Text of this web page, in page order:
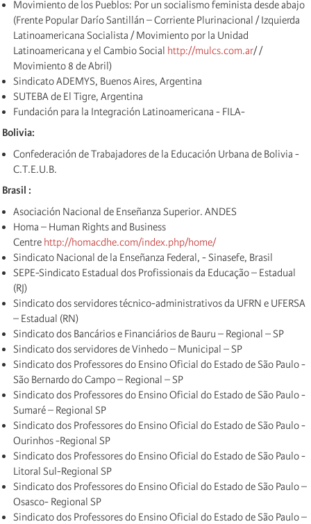
Movimiento de los Pueblos: Por un socialismo feminista desde abajo
(Frente Popular Darío Santillán – Corriente Plurinacional / Izquierda
Latinoamericana Socialista / Movimiento por la Unidad
Latinoamericana y el Cambio Social http://mulcs.com.ar/ /
Movimiento 8 de Abril)
Sindicato ADEMYS, Buenos Aires, Argentina
SUTEBA de El Tigre, Argentina
Fundación para la Integración Latinoamericana - FILA-
Bolivia:
Confederación de Trabajadores de la Educación Urbana de Bolivia -
C.T.E.U.B.
Brasil :
Asociación Nacional de Enseñanza Superior. ANDES
Homa – Human Rights and Business
Centre http://homacdhe.com/index.php/home/
Sindicato Nacional de la Enseñanza Federal, - Sinasefe, Brasil
SEPE-Sindicato Estadual dos Profissionais da Educação – Estadual
(RJ)
Sindicato dos servidores técnico-administrativos da UFRN e UFERSA
– Estadual (RN)
Sindicato dos Bancários e Financiários de Bauru – Regional – SP
Sindicato dos servidores de Vinhedo – Municipal – SP
Sindicato dos Professores do Ensino Oficial do Estado de São Paulo -
São Bernardo do Campo – Regional – SP
Sindicato dos Professores do Ensino Oficial do Estado de São Paulo -
Sumaré – Regional SP
Sindicato dos Professores do Ensino Oficial do Estado de São Paulo -
Ourinhos -Regional SP
Sindicato dos Professores do Ensino Oficial do Estado de São Paulo -
Litoral Sul-Regional SP
Sindicato dos Professores do Ensino Oficial do Estado de São Paulo –
Osasco- Regional SP
Sindicato dos Professores do Ensino Oficial do Estado de São Paulo –